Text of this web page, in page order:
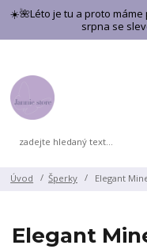
☀️🌺Léto je tu a proto máme
srpna se
Úvod Šperky Elegant
Elegant